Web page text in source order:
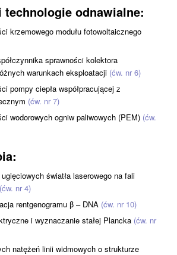
technologie odnawialne:
krzemowego modułu fotowoltaicznego
sprawności kolektora
warunkach eksploatacji (ćw. nr 6)
pompy ciepła współpracującej z
(ćw. nr 7)
wodorowych ogniw paliwowych (PEM) (ćw.
:
światła laserowego na fali
(ćw. nr 4)
rentgenogramu β – DNA (ćw. nr 10)
i wyznaczanie stałej Plancka (ćw. nr
natężeń linii widmowych o strukturze